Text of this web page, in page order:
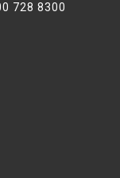
728 8300